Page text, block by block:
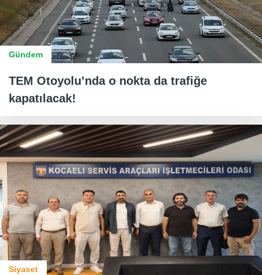
Gündem
TEM Otoyolu’nda o nokta da trafiğe
kapatılacak!
Siyaset